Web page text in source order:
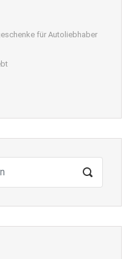
für Autoliebhaber